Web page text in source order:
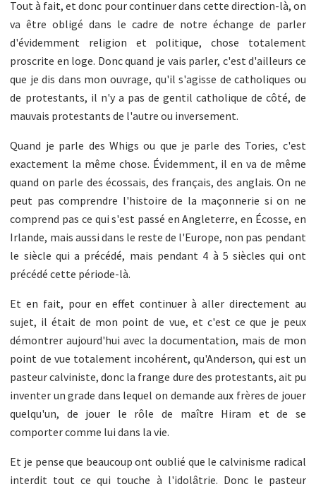
Tout à fait, et donc pour continuer dans cette direction-là, on
va être obligé dans le cadre de notre échange de parler
d'évidemment religion et politique, chose totalement
proscrite en loge. Donc quand je vais parler, c'est d'ailleurs ce
que je dis dans mon ouvrage, qu'il s'agisse de catholiques ou
de protestants, il n'y a pas de gentil catholique de côté, de
mauvais protestants de l'autre ou inversement.
Quand je parle des Whigs ou que je parle des Tories, c'est
exactement la même chose. Évidemment, il en va de même
quand on parle des écossais, des français, des anglais. On ne
peut pas comprendre l'histoire de la maçonnerie si on ne
comprend pas ce qui s'est passé en Angleterre, en Écosse, en
Irlande, mais aussi dans le reste de l'Europe, non pas pendant
le siècle qui a précédé, mais pendant 4 à 5 siècles qui ont
précédé cette période-là.
Et en fait, pour en effet continuer à aller directement au
sujet, il était de mon point de vue, et c'est ce que je peux
démontrer aujourd'hui avec la documentation, mais de mon
point de vue totalement incohérent, qu'Anderson, qui est un
pasteur calviniste, donc la frange dure des protestants, ait pu
inventer un grade dans lequel on demande aux frères de jouer
quelqu'un, de jouer le rôle de maître Hiram et de se
comporter comme lui dans la vie.
Et je pense que beaucoup ont oublié que le calvinisme radical
interdit tout ce qui touche à l'idolâtrie. Donc le pasteur